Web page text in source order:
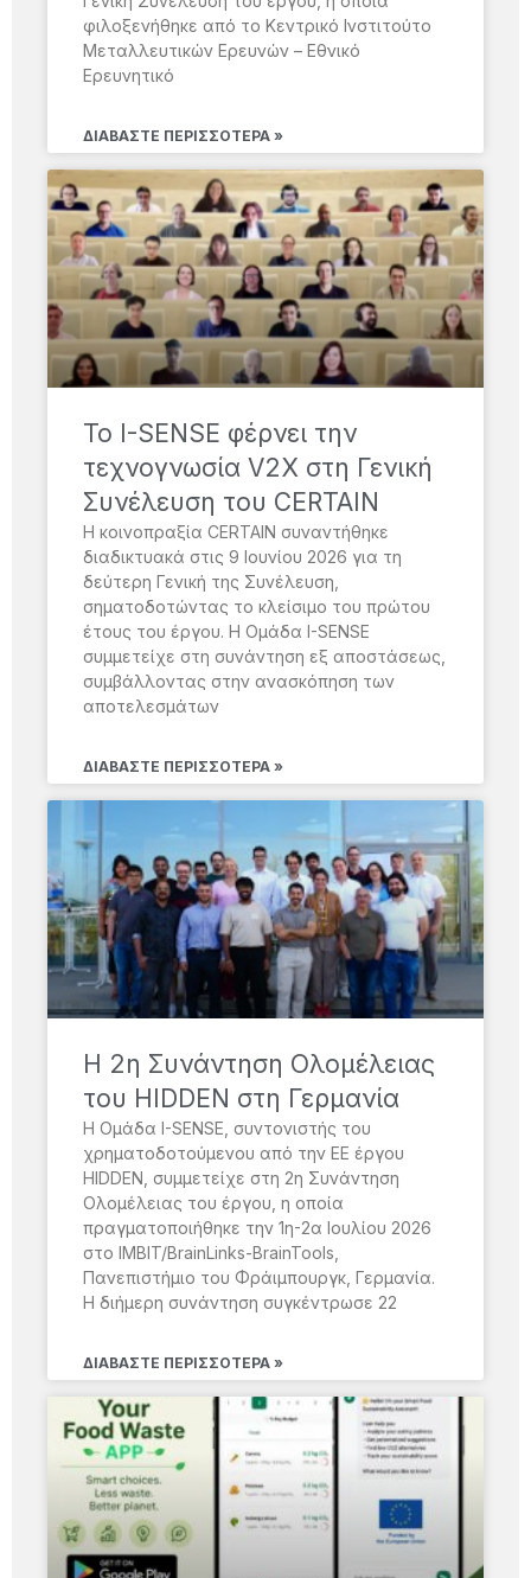
φιλοξενήθηκε από το Κεντρικό Ινστιτούτο
Μεταλλευτικών Ερευνών – Εθνικό
Ερευνητικό
ΔΙΑΒΆΣΤΕ ΠΕΡΙΣΣΌΤΕΡΑ »
Το I-SENSE φέρνει την
τεχνογνωσία V2X στη Γενική
Συνέλευση του CERTAIN
Η κοινοπραξία CERTAIN συναντήθηκε
διαδικτυακά στις 9 Ιουνίου 2026 για τη
δεύτερη Γενική της Συνέλευση,
σηματοδοτώντας το κλείσιμο του πρώτου
έτους του έργου. Η Ομάδα I-SENSE
συμμετείχε στη συνάντηση εξ αποστάσεως,
συμβάλλοντας στην ανασκόπηση των
αποτελεσμάτων
ΔΙΑΒΆΣΤΕ ΠΕΡΙΣΣΌΤΕΡΑ »
H 2η Συνάντηση Ολομέλειας
του HIDDEN στη Γερμανία
Η Ομάδα I-SENSE, συντονιστής του
χρηματοδοτούμενου από την ΕΕ έργου
HIDDEN, συμμετείχε στη 2η Συνάντηση
Ολομέλειας του έργου, η οποία
πραγματοποιήθηκε την 1η-2α Ιουλίου 2026
στο IMBIT/BrainLinks-BrainTools,
Πανεπιστήμιο του Φράιμπουργκ, Γερμανία.
Η διήμερη συνάντηση συγκέντρωσε 22
ΔΙΑΒΆΣΤΕ ΠΕΡΙΣΣΌΤΕΡΑ »